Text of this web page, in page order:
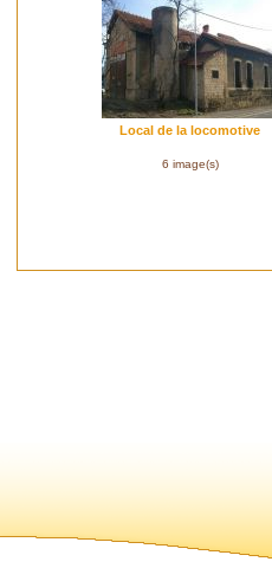
Local de la locomotive
6 image(s)